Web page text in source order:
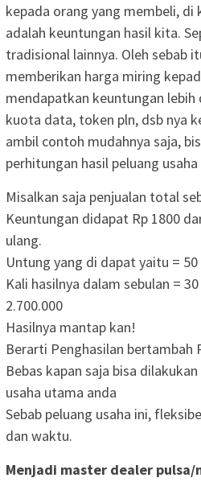
kepada orang yang membeli, di
adalah keuntungan hasil kita.
tradisional lainnya. Oleh sebab
memberikan harga miring
mendapatkan keuntungan lebih
kuota data, token pln, dsb nya
ambil contoh mudahnya saja,
perhitungan hasil peluang usaha
Misalkan saja penjualan total
Keuntungan didapat Rp 1800
ulang.
Untung yang di dapat yaitu =
Kali hasilnya dalam sebulan =
2.700.000
Hasilnya mantap kan!
Berarti Penghasilan bertambah
Bebas kapan saja bisa
usaha utama anda
Sebab peluang usaha ini,
dan waktu.
Menjadi master dealer